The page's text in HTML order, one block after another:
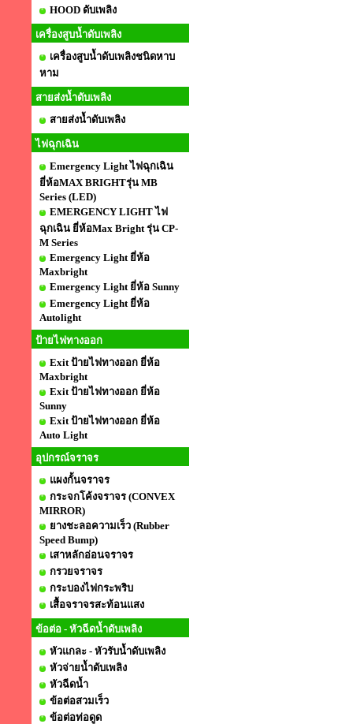
HOOD ดับเพลิง
เครื่องสูบน้ำดับเพลิง
เครื่องสูบน้ำดับเพลิงชนิดหาบ
หาม
สายส่งน้ำดับเพลิง
สายส่งน้ำดับเพลิง
ไฟฉุกเฉิน
Emergency Light ไฟฉุกเฉิน
ยี่ห้อMAX BRIGHTรุ่น MB
Series (LED)
EMERGENCY LIGHT ไฟ
ฉุกเฉิน ยี่ห้อMax Bright รุ่น CP-
M Series
Emergency Light ยี่ห้อ
Maxbright
Emergency Light ยี่ห้อ Sunny
Emergency Light ยี่ห้อ
Autolight
ป้ายไฟทางออก
Exit ป้ายไฟทางออก ยี่ห้อ
Maxbright
Exit ป้ายไฟทางออก ยี่ห้อ
Sunny
Exit ป้ายไฟทางออก ยี่ห้อ
Auto Light
อุปกรณ์จราจร
แผงกั้นจราจร
กระจกโค้งจราจร (CONVEX
MIRROR)
ยางชะลอความเร็ว (Rubber
Speed Bump)
เสาหลักอ่อนจราจร
กรวยจราจร
กระบองไฟกระพริบ
เสื้อจราจรสะท้อนแสง
ข้อต่อ - หัวฉีดน้ำดับเพลิง
หัวแกละ - หัวรับน้ำดับเพลิง
หัวจ่ายน้ำดับเพลิง
หัวฉีดน้ำ
ข้อต่อสวมเร็ว
ข้อต่อท่อดูด